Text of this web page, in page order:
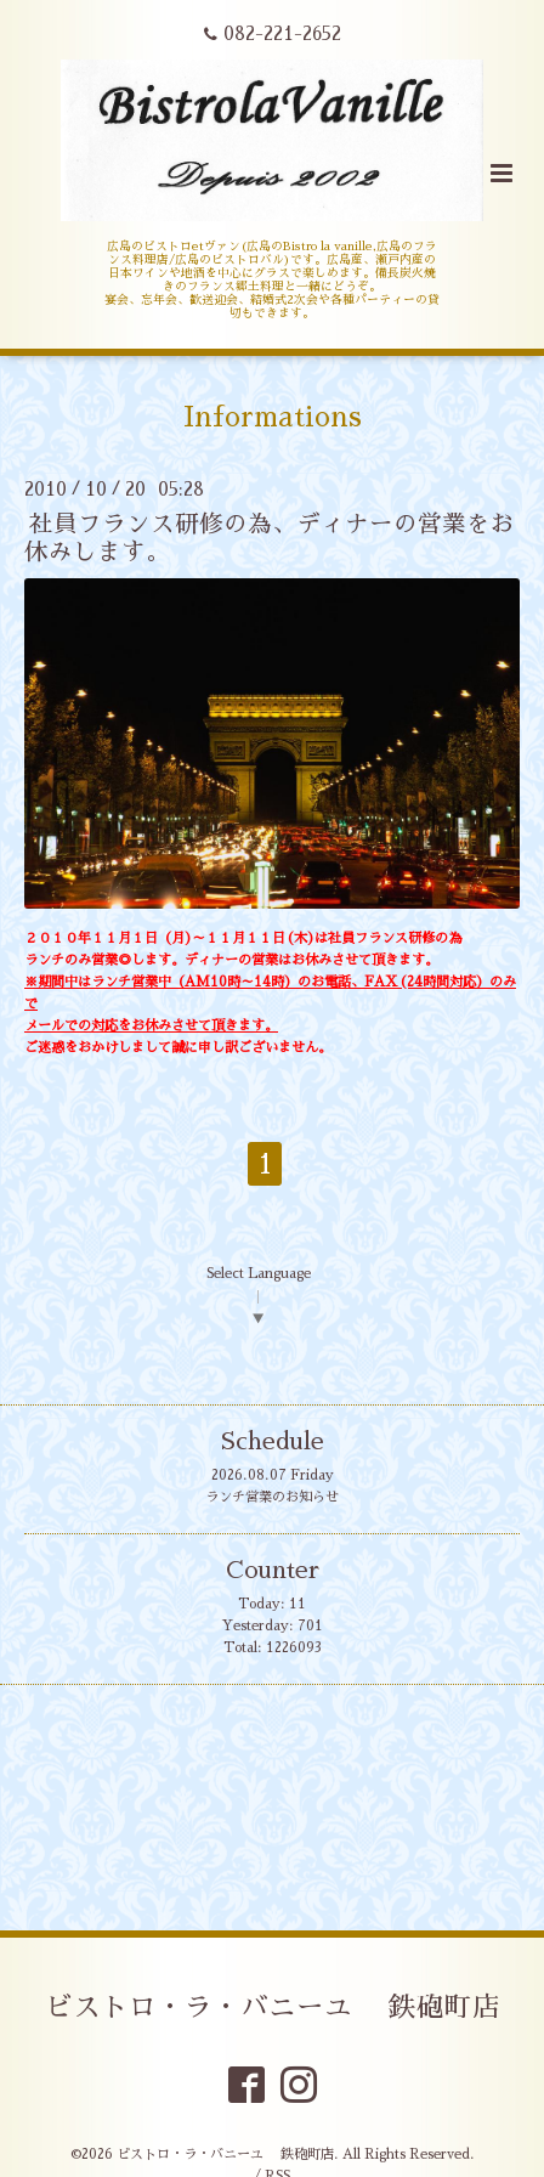
082-221-2652
広島のビストロetヴァン(広島のBistro la vanille,広島のフラ
ンス料理店/広島のビストロバル)です。広島産、瀬戸内産の
日本ワインや地酒を中心にグラスで楽しめます。備長炭火焼
きのフランス郷土料理と一緒にどうぞ。
宴会、忘年会、歓送迎会、結婚式2次会や各種パーティーの貸
切もできます。
Informations
2010 / 10 / 20 05:28
社員フランス研修の為、ディナーの営業をお
休みします。
２０１０年１１月１日（月)～１１月１１日(木)は社員フランス研修の為
ランチのみ営業◎します。ディナーの営業はお休みさせて頂きます。
※期間中はランチ営業中（AM10時～14時）のお電話、FAX(24時間対応）のみ
で
メールでの対応をお休みさせて頂きます。
ご迷惑をおかけしまして誠に申し訳ございません。
1
Select Language
▼
Schedule
2026.08.07 Friday
ランチ営業のお知らせ
Counter
Today: 11
Yesterday: 701
Total: 1226093
ビストロ・ラ・バニーユ 鉄砲町店
©2026 ビストロ・ラ・バニーユ 鉄砲町店. All Rights Reserved.